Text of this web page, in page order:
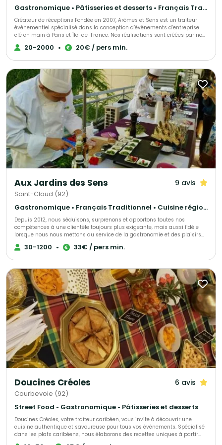
Gastronomique • Pâtisseries et desserts • Français Traditionnel
Créateur de réceptions Fondée en 2007, Arômes et Sens est un traiteur
événementiel spécialisé dans la conception d’évènements d’entreprise
clé en main à Paris et Île-de-France. Nos réalisations sont créées par nos
Chefs et exclusivement conçues dans nos ateliers à Sèvres, avec de
produits frais. La sélection rigoureuse de nos produits nous permet de
et à la décoration afin de créer une harmonie avec les mets et les vins
proposés. Nous privilégions la sobriété et l’élégance dans la présentation
de nos buffets. Les valeurs qui animent nos équipes sont l’écoute, la
réactivité dans le conseil ou l’accompagnement de votre projet, le goût du
travail bien fait et l’exigence du service rendu. Bienvenue chez Arômes &
Sens ! Pierre LIGNON Fondateur
20-2000 • 20€ / pers min.
Aux Jardins des Sens 9 avis
Saint-Cloud (92)
Gastronomique • Français Traditionnel • Cuisine régionale
Depuis 2012, nous séduisons, surprenons et apportons toutes nos
compétences à une clientèle toujours plus exigeante, mais aussi fidèle
lorsque nous nous mettons au service de la gastronomie et des plaisirs
gourmands. L’art de bien vous servir réside dans la recherche
permanente du juste équilibre entre la qualité de nos produits et la mise
fournisseurs locaux en circuit court, qui travaille avec une agriculture
raisonnée pour réduire notre impact carbone. Ces produits synonymes de
qualité, des produits sélectionnés pour leur valeur organoleptique, mais
aussi environnementale et sanitaire, puisque notre rôle est de vous
proposer le meilleur, en participant à la pérennisation de l’activité des
producteurs qui font ce choix. Nous avons pris la mesure de vos exigences
et chaque compétence d’Aux Jardins des Sens sera dédiée à la pleine
réussite de vos événements ou de vos opérations de communication.
30-1200 • 33€ / pers min.
Doucines Créoles 6 avis
Courbevoie (92)
Street Food • Gastronomique • Pâtisseries et desserts
Doucines Créoles, votre traiteur caribéen, vous invite à découvrir une
cuisine authentique et savoureuse pour tous vos événements. Spécialisé
dans les plats caribéens, nous élaborons des recettes uniques à partir
d’ingrédients de qualité, alliant savoir-faire et tradition. Offrez à vos